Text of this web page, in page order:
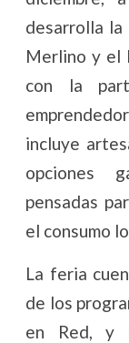
desarrolla
Merlino y el
con la
incluye
opciones
pensadas
el consumo
La feria
de los
en Red, y